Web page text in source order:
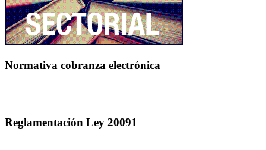
Normativa cobranza electrónica
Reglamentación Ley 20091